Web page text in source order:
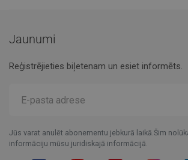
Jaunumi
Reģistrējieties biļetenam un esiet informēts.
Jūs varat anulēt abonementu jebkurā laikā.Šim
informāciju mūsu juridiskajā informācijā.